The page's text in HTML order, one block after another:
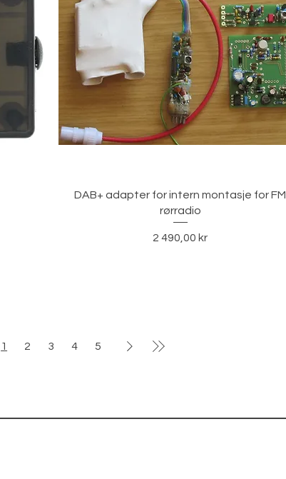
Hurtigvisning
DAB+ adapter for intern montasje for FM
rørradio
Pris
2 490,00 kr
1 2 3 4 5